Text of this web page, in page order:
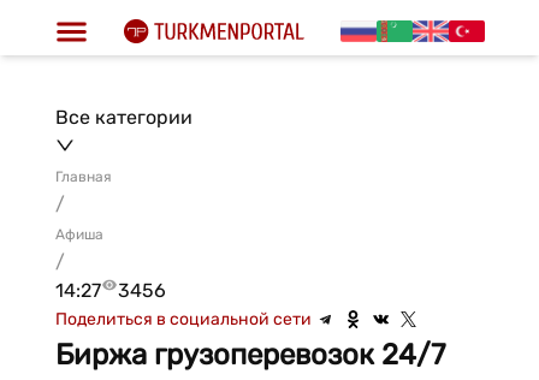
Все категории
Главная
/
Афиша
/
14:27
3456
Поделиться в социальной сети
Биржа грузоперевозок 24/7